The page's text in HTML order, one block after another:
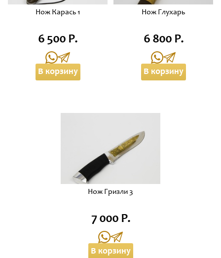
Нож Карась 1
6 500 Р.
В корзину
Нож Глухарь
6 800 Р.
В корзину
Нож Гризли 3
7 000 Р.
В корзину